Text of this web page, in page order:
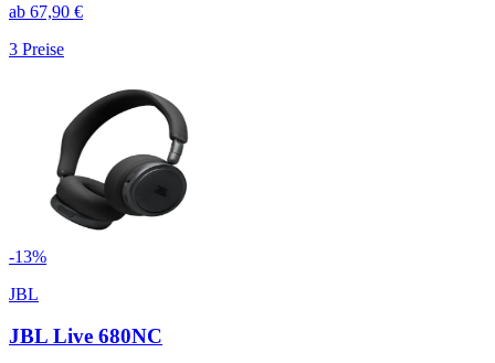
ab 67,90 €
3 Preise
-13%
JBL
JBL Live 680NC